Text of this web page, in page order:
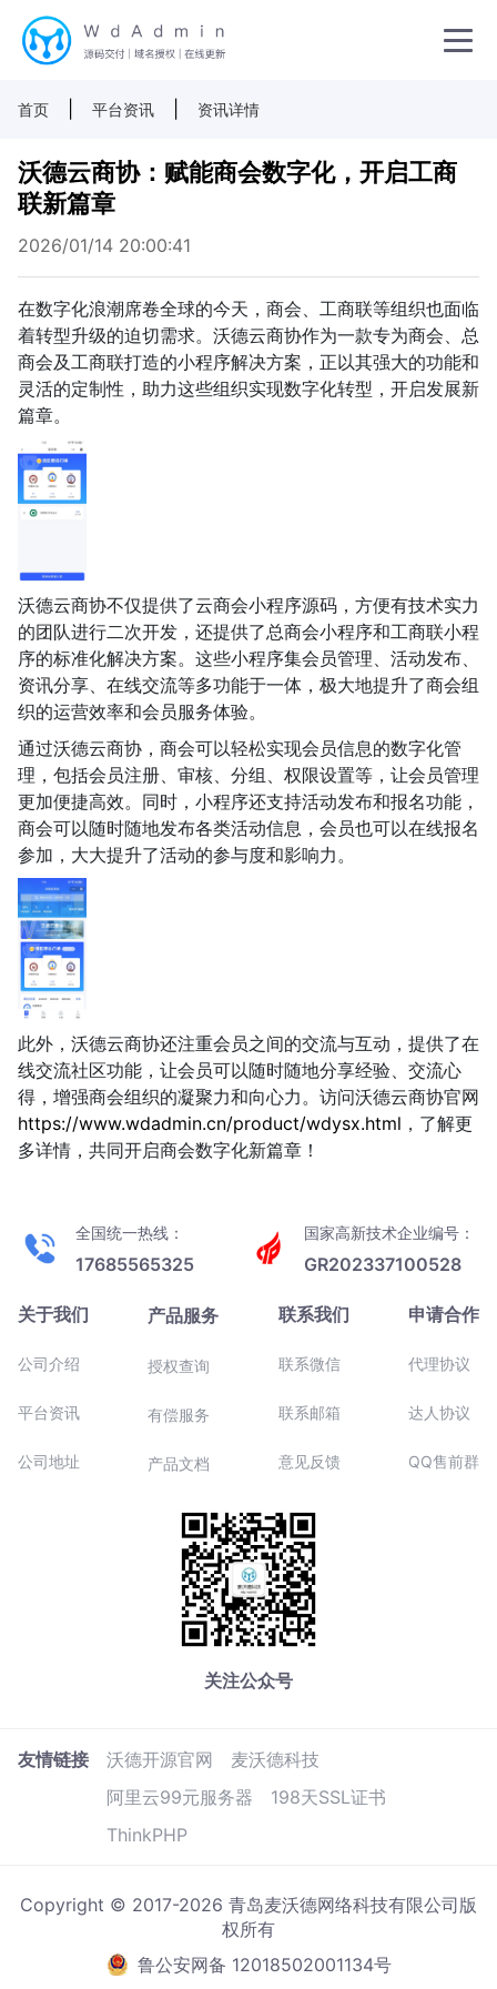
首页 平台资讯 资讯详情
沃德云商协：赋能商会数字化，开启工商
联新篇章
2026/01/14 20:00:41
在数字化浪潮席卷全球的今天，商会、工商联等组织也面临
着转型升级的迫切需求。沃德云商协作为一款专为商会、总
商会及工商联打造的小程序解决方案，正以其强大的功能和
灵活的定制性，助力这些组织实现数字化转型，开启发展新
篇章。
沃德云商协不仅提供了云商会小程序源码，方便有技术实力
的团队进行二次开发，还提供了总商会小程序和工商联小程
序的标准化解决方案。这些小程序集会员管理、活动发布、
资讯分享、在线交流等多功能于一体，极大地提升了商会组
织的运营效率和会员服务体验。
通过沃德云商协，商会可以轻松实现会员信息的数字化管
理，包括会员注册、审核、分组、权限设置等，让会员管理
更加便捷高效。同时，小程序还支持活动发布和报名功能，
商会可以随时随地发布各类活动信息，会员也可以在线报名
参加，大大提升了活动的参与度和影响力。
此外，沃德云商协还注重会员之间的交流与互动，提供了在
线交流社区功能，让会员可以随时随地分享经验、交流心
得，增强商会组织的凝聚力和向心力。访问沃德云商协官网
https://www.wdadmin.cn/product/wdysx.html ，了解更
多详情，共同开启商会数字化新篇章！
全国统一热线：
17685565325
国家高新技术企业编号：
GR202337100528
关于我们
公司介绍
平台资讯
公司地址
产品服务
授权查询
有偿服务
产品文档
联系我们
联系微信
联系邮箱
意见反馈
申请合作
代理协议
达人协议
QQ售前群
关注公众号
友情链接 沃德开源官网
麦沃德科技
阿里云99元服务器
198天SSL证书
ThinkPHP
Copyright © 2017-2026 青岛麦沃德网络科技有限公司版
权所有
鲁公安网备 12018502001134号